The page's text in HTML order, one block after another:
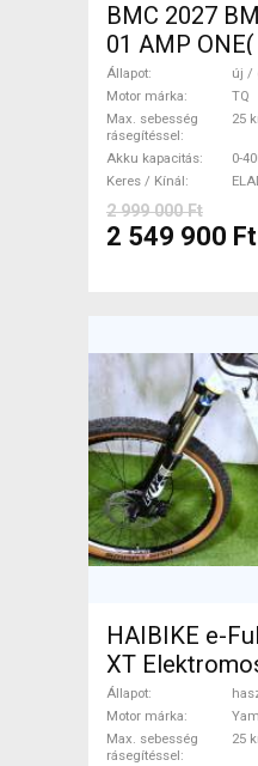
BMC 2027
01 AMP
Országúti /
garanciával
Állapot
új /
Motor márka
TQ
Max. sebesség
rásegítéssel
25
Akku kapacitás
0-
Keres / Kínál
2 999 000 Ft
2 549 900 Ft
HAIBIKE e-
XT
össztelós /
használt
Állapot
Motor márka
Max. sebesség
rásegítéssel
25